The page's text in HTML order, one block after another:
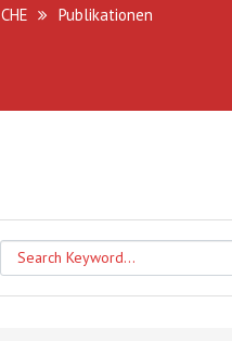
CHE Publikationen